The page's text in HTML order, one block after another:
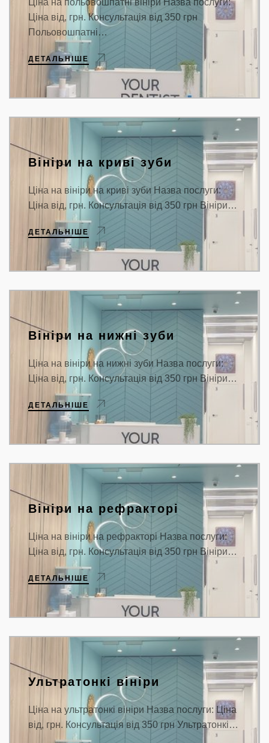
Ціна на польовошпатні вініри Назва послуги:
Ціна від, грн. Консультація від 350 грн
Польовошпатні…
ДЕТАЛЬНІШЕ
Вініри на криві зуби
Ціна на вініри на криві зуби Назва послуги:
Ціна від, грн. Консультація від 350 грн Вініри…
ДЕТАЛЬНІШЕ
Вініри на нижні зуби
Ціна на вініри на нижні зуби Назва послуги:
Ціна від, грн. Консультація від 350 грн Вініри…
ДЕТАЛЬНІШЕ
Вініри на рефракторі
Ціна на вініри на рефракторі Назва послуги:
Ціна від, грн. Консультація від 350 грн Вініри…
ДЕТАЛЬНІШЕ
Ультратонкі вініри
Ціна на ультратонкі вініри Назва послуги: Ціна
від, грн. Консультація від 350 грн Ультратонкі…